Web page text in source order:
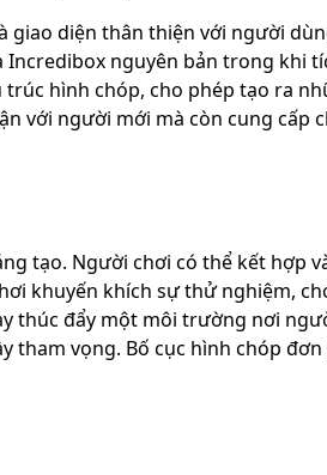
diện thân thiện với người
nguyên bản trong khi
hình chóp, cho phép tạo ra
với người mới mà còn cung
tạo. Người chơi có thể kết hợp
khuyến khích sự thử nghiệm,
thúc đẩy một môi trường nơi
vọng. Bố cục hình chóp